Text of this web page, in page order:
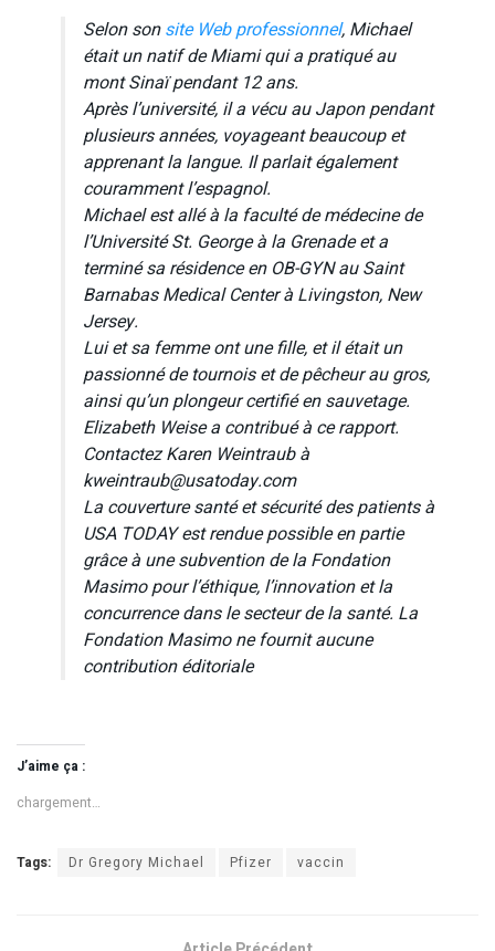
Selon sonsite Web professionnel, Michael
était un natif de Miami qui a pratiqué au
mont Sinaï pendant 12 ans.
Après l’université, il a vécu au Japon pendant
plusieurs années, voyageant beaucoup et
apprenant la langue. Il parlait également
couramment l’espagnol.
Michael est allé à la faculté de médecine de
l’Université St. George à la Grenade et a
terminé sa résidence en OB-GYN au Saint
Barnabas Medical Center à Livingston, New
Jersey.
Lui et sa femme ont une fille, et il était un
passionné de tournois et de pêcheur au gros,
ainsi qu’un plongeur certifié en sauvetage.
Elizabeth Weise a contribué à ce rapport.
Contactez Karen Weintraub à
kweintraub@usatoday.com
La couverture santé et sécurité des patients à
USA TODAY est rendue possible en partie
grâce à une subvention de la Fondation
Masimo pour l’éthique, l’innovation et la
concurrence dans le secteur de la santé. La
Fondation Masimo ne fournit aucune
contribution éditoriale
J’aime ça :
chargement…
Tags: Dr Gregory Michael Pfizer vaccin